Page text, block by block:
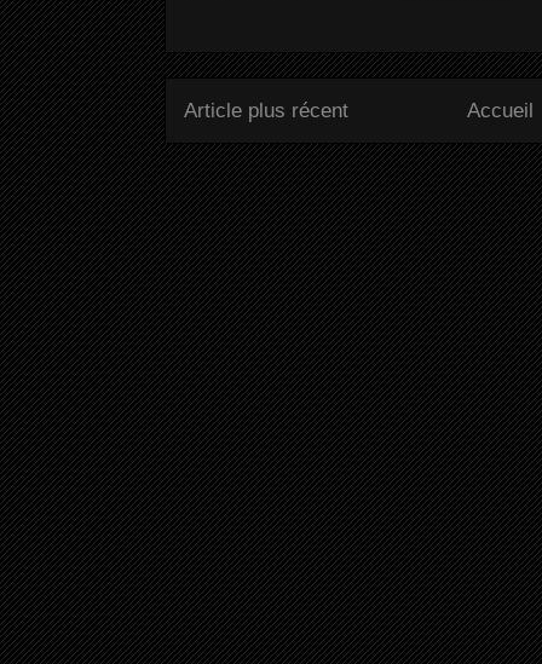
Article plus récent Accueil